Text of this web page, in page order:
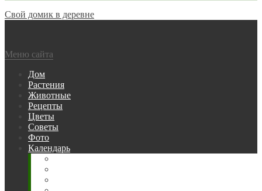
Свой домик в деревне
Меню сайта
Дом
Растения
Животные
Рецепты
Цветы
Советы
Фото
Календарь